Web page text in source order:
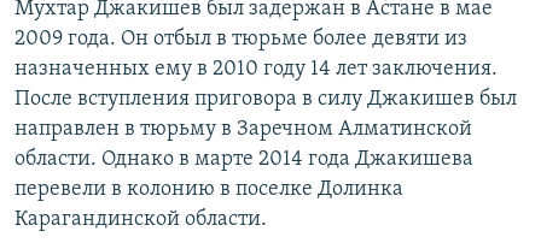
Мухтар Джакишев был задержан в Астане в мае
2009 года. Он отбыл в тюрьме более девяти из
назначенных ему в 2010 году 14 лет заключения.
После вступления приговора в силу Джакишев был
направлен в тюрьму в Заречном Алматинской
области. Однако в марте 2014 года Джакишева
перевели в колонию в поселке Долинка
Карагандинской области.